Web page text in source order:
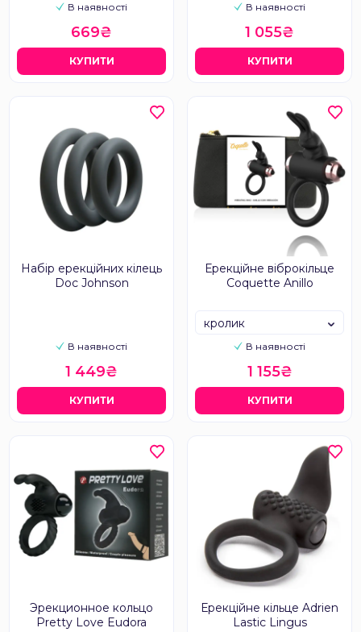
В наявності
669₴
КУПИТИ
В наявності
1 055₴
КУПИТИ
Набір ерекційних кілець
Doc Johnson
В наявності
1 449₴
КУПИТИ
Ерекційне віброкільце
Coquette Anillo
В наявності
кролик
1 155₴
КУПИТИ
Эрекционное кольцо
Pretty Love Eudora
Ерекційне кільце Adrien
Lastic Lingus